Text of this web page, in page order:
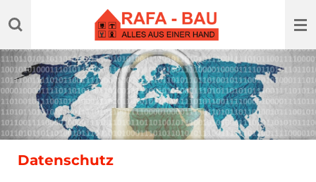
Hauptinhalt
Datenschutz